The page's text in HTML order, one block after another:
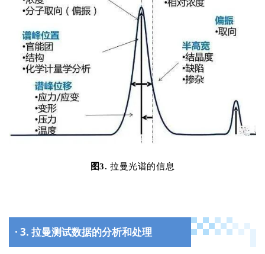
图3. 拉曼光谱的信息
· 3. 拉曼测试数据的分析和处理